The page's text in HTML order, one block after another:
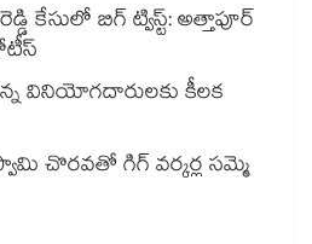
కేసులో బిగ్ ట్విస్ట్: అత్తాపూర్
వినియోగదారులకు కీలక
చొరవతో గిగ్ వర్కర్ల సమ్మె